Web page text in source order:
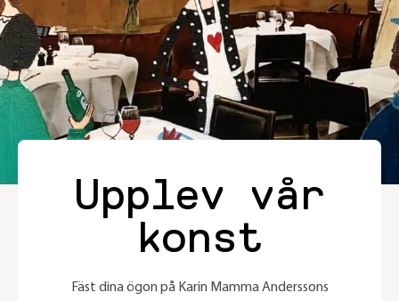
Upplev vår
konst
Fäst dina ögon på Karin Mamma Anderssons